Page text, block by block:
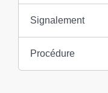
Signalement
Procédure